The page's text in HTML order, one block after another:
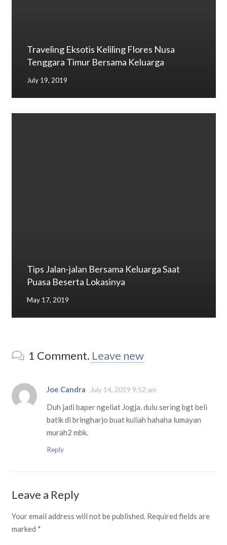
Traveling Eksotis Keliling Flores Nusa
Tenggara Timur Bersama Keluarga
July 19, 2019
Tips Jalan-jalan Bersama Keluarga Saat
Puasa Beserta Lokasinya
May 17, 2019
1 Comment. Leave new
Joe Candra July 14, 2019 9:52 am
Duh jadi baper ngeliat Jogja, dulu sering bgt beli
batik di bringharjo buat kuliah hahaha lumayan
murah2 mbk.
Reply
Leave a Reply
Your email address will not be published. Required fields are
marked *